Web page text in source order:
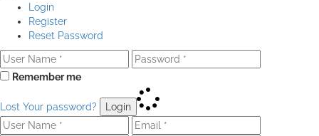
Login
Register
Reset Password
Remember me
Lost Your password? Login